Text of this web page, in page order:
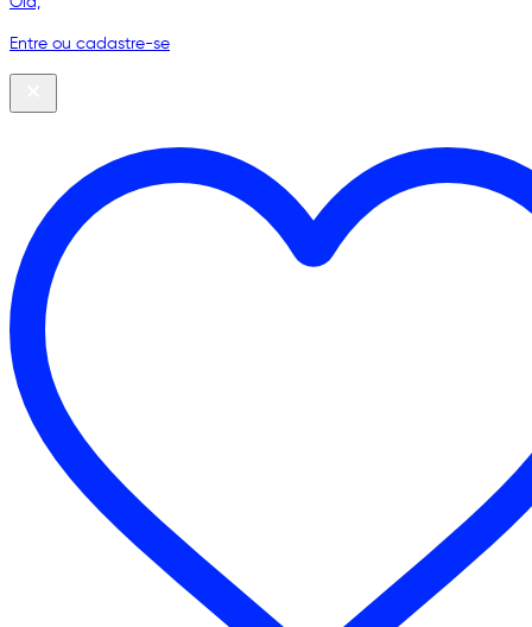
Entre ou cadastre-se